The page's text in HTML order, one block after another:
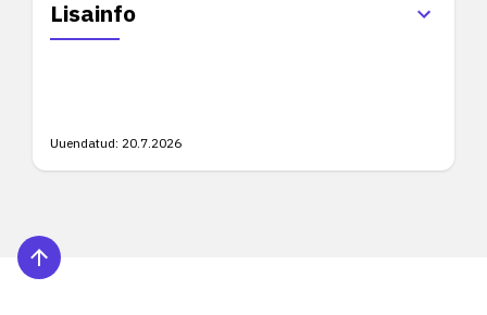
Lisainfo
Uuendatud: 20.7.2026